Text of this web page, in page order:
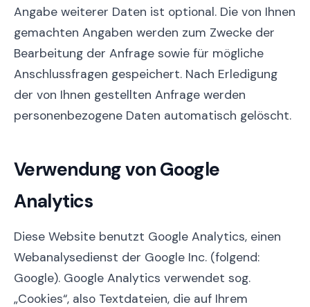
Angabe weiterer Daten ist optional. Die von Ihnen
gemachten Angaben werden zum Zwecke der
Bearbeitung der Anfrage sowie für mögliche
Anschlussfragen gespeichert. Nach Erledigung
der von Ihnen gestellten Anfrage werden
personenbezogene Daten automatisch gelöscht.
Verwendung von Google
Analytics
Diese Website benutzt Google Analytics, einen
Webanalysedienst der Google Inc. (folgend:
Google). Google Analytics verwendet sog.
„Cookies“, also Textdateien, die auf Ihrem